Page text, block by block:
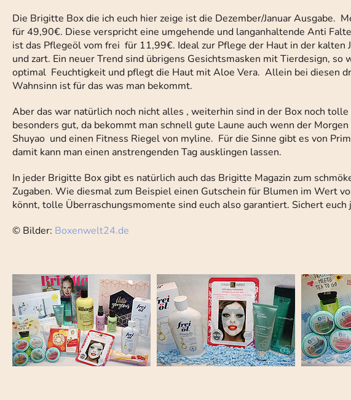
Die Brigitte Box die ich euch hier zeige ist die Dezember/Januar Ausgabe.
für 49,90€. Diese verspricht eine umgehende und langanhaltende Anti
ist das Pflegeöl vom frei für 11,99€. Ideal zur Pflege der Haut in der kalten
und zart. Ein neuer Trend sind übrigens Gesichtsmasken mit Tierdesign,
optimal Feuchtigkeit und pflegt die Haut mit Aloe Vera. Allein bei diesen
Wahnsinn ist für das was man bekommt.
Aber das war natürlich noch nicht alles , weiterhin sind in der Box noch
besonders gut, da bekommt man schnell gute Laune auch wenn der
Shuyao und einen Fitness Riegel von myline. Für die Sinne gibt es von
damit kann man einen anstrengenden Tag ausklingen lassen.
In jeder Brigitte Box gibt es natürlich auch das Brigitte Magazin zum
Zugaben. Wie diesmal zum Beispiel einen Gutschein für Blumen im Wert
könnt, tolle Überraschungsmomente sind euch also garantiert. Sichert euch
© Bilder: Boxenwelt24.de